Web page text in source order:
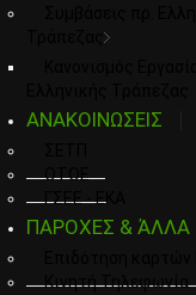
Τράπεζας
ΑΝΑΚΟΙΝΩΣΕΙΣ
ΟΤΟΕ
ΓΣΕΕ - ΕΚΑ
ΠΑΡΟΧΕΣ & ΆΛΛΑ
Κινητή Τηλεφωνία